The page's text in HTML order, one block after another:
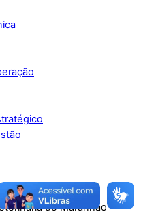
do Maranhão